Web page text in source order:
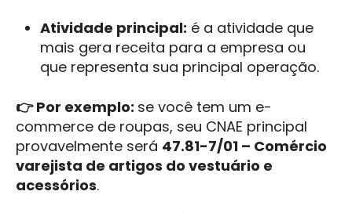
Atividade principal: é a atividade que
mais gera receita para a empresa ou
que representa sua principal operação.
👉 Por exemplo: se você tem um e-
commerce de roupas, seu CNAE principal
provavelmente será 47.81-7/01 – Comércio
varejista de artigos do vestuário e
acessórios.